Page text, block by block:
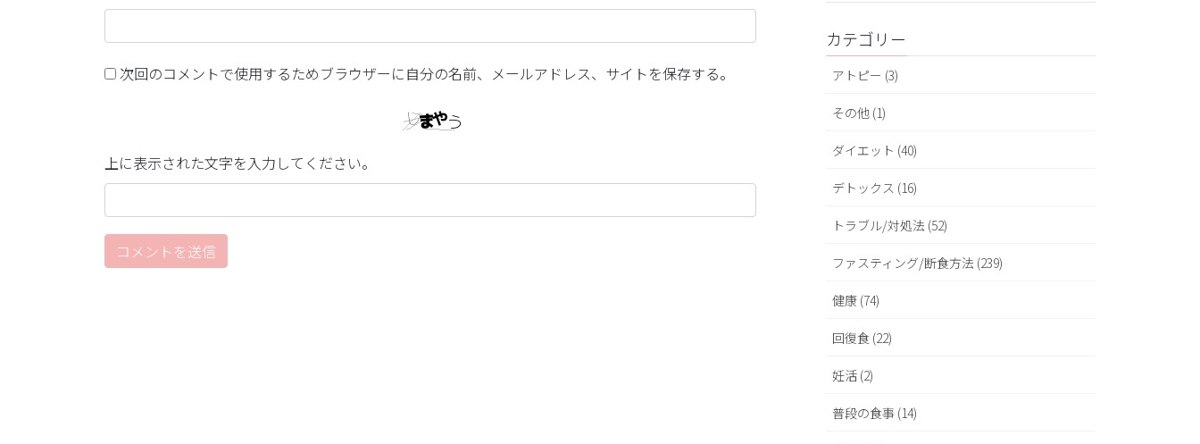
次回のコメントで使用するためブラウザーに自分の名前、メールアドレス、サイトを保存する。
上に表示された文字を入力してください。
カテゴリー
アトピー (3)
その他 (1)
ダイエット (40)
デトックス (16)
トラブル/対処法 (52)
ファスティング/断食方法 (239)
健康 (74)
回復食 (22)
妊活 (2)
普段の食事 (14)